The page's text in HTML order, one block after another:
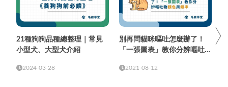
21種狗狗品種總整理｜常見
小型犬、大型犬介紹
2024-03-28
別再問貓咪嘔吐怎麼辦了！
「一張圖表」教你分辨嘔吐物
2021-08-12